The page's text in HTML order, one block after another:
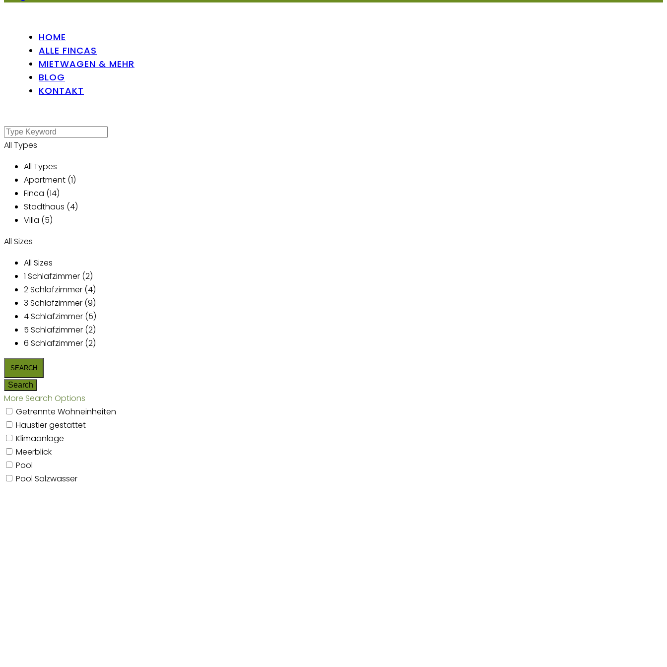
HOME
ALLE FINCAS
MIETWAGEN & MEHR
BLOG
KONTAKT
All Types
All Types
Apartment (1)
Finca (14)
Stadthaus (4)
Villa (5)
All Sizes
All Sizes
1 Schlafzimmer (2)
2 Schlafzimmer (4)
3 Schlafzimmer (9)
4 Schlafzimmer (5)
5 Schlafzimmer (2)
6 Schlafzimmer (2)
More Search Options
Getrennte Wohneinheiten
Haustier gestattet
Klimaanlage
Meerblick
Pool
Pool Salzwasser